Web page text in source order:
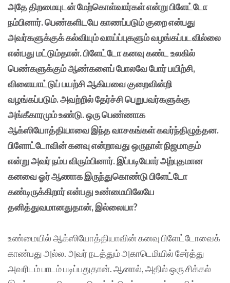
அதே திறமையுடன் மேற்கொள்வார்கள் என்று பிளேட்டோ
நம்பினார். பெண்களிடயே காணப்படும் குறை என்பது
அவர்களுக்குக் கல்வியும் வாய்ப்புகளும் வழங்கப்படவில்லை
என்பது மட்டும்தான். பிளேட்டோ கனவு கண்ட உலகில்
பெண்களுக்கும் ஆண்களைப் போலவே போர் பயிற்சி,
விளையாட்டுப் பயற்சி ஆகியவை குறைவின்றி
வழங்கப்படும். அவற்றில் தேர்ச்சி பெறுபவர்களுக்கு
அங்கீகாரமும் உண்டு. ஒரு பெண்ணாக
ஆக்ஸியோத்தியாவை இந்த வாசகங்கள் கவர்ந்திழுத்தன.
பிளோட்டோவின் கனவு என்றாவது ஒருநாள் நிஜமாகும்
என்று அவர் நம்ப விரும்பினார். இப்படியோர் அற்புதமான
கனவை ஓர் ஆணாக இருந்துகொண்டு பிளேட்டோ
கண்டிருக்கிறார் என்பது உண்மையிலேயே
தனித்துவமானதுதான், இல்லையா?
உண்மையில் ஆக்ஸியோத்தியாவின் கனவு பிளேட்டோவைக்
காண்பது அல்ல. அவர் நடத்தும் அகாடெமியில் சேர்த்து
அவரிடம் பாடம் படிப்பதுதான். ஆனால், அதில் ஒரு சிக்கல்